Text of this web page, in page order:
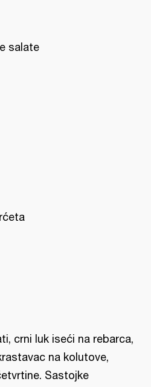
salate
crni luk iseći na rebarca,
na kolutove,
Sastojke